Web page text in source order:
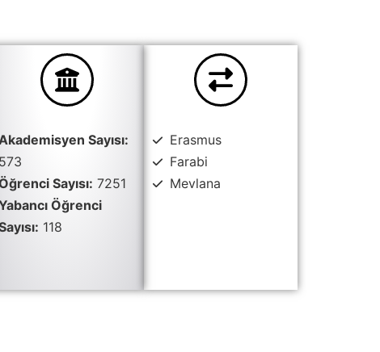
Sayısı:
573
Sayısı: 7251
Öğrenci
118
Erasmus
Farabi
Mevlana